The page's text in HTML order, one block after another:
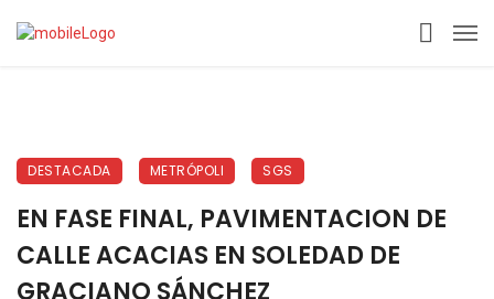
DESTACADA METRÓPOLI SGS
EN FASE FINAL, PAVIMENTACION DE
CALLE ACACIAS EN SOLEDAD DE
GRACIANO SÁNCHEZ